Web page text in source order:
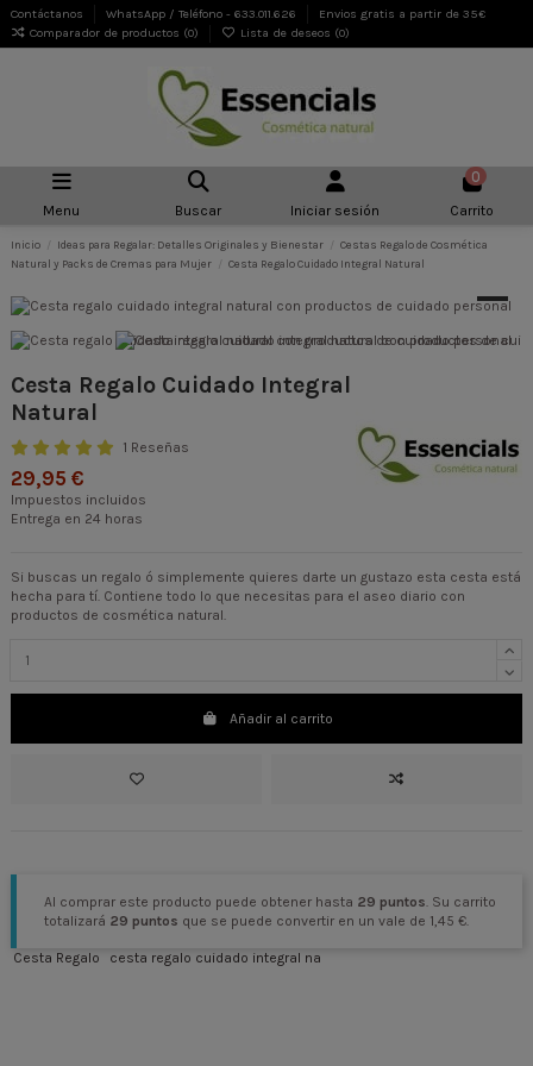
Contáctanos WhatsApp / Teléfono - 633.011.626
Envios gratis a partir de 35€
Comparador de productos (0) Lista de deseos (0)
Menu Buscar Iniciar sesión
0
Carrito
Inicio Ideas para Regalar: Detalles Originales y Bienestar
Cestas Regalo de Cosmética
Natural y Packs de Cremas para Mujer
Cesta Regalo Cuidado Integral Natural
Cesta Regalo Cuidado Integral
Natural
1 Reseñas
29,95 €
Impuestos incluidos
Entrega en 24 horas
Si buscas un regalo ó simplemente quieres darte un gustazo esta cesta está
hecha para tí. Contiene todo lo que necesitas para el aseo diario con
productos de cosmética natural.
Añadir al carrito
Al comprar este producto puede obtener hasta 29 puntos. Su carrito
totalizará 29 puntos que se puede convertir en un vale de 1,45 €.
Cesta Regalo cesta regalo cuidado integral na